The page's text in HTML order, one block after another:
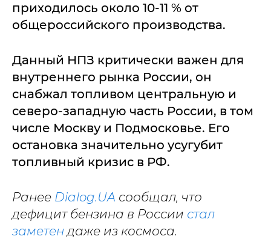
приходилось около 10-11 % от
общероссийского производства.
Данный НПЗ критически важен для
внутреннего рынка России, он
снабжал топливом центральную и
северо-западную часть России, в том
числе Москву и Подмосковье. Его
остановка значительно усугубит
топливный кризис в РФ.
Ранее Dialog.UA сообщал, что
дефицит бензина в России стал
заметендаже из космоса.